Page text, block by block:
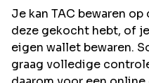
Je kan TAC bewaren
deze gekocht hebt, of
eigen wallet bewaren.
graag volledige